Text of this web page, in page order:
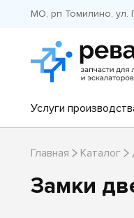
МО, рп Томилино, ул.
Услуги
Главная Каталог
Замки